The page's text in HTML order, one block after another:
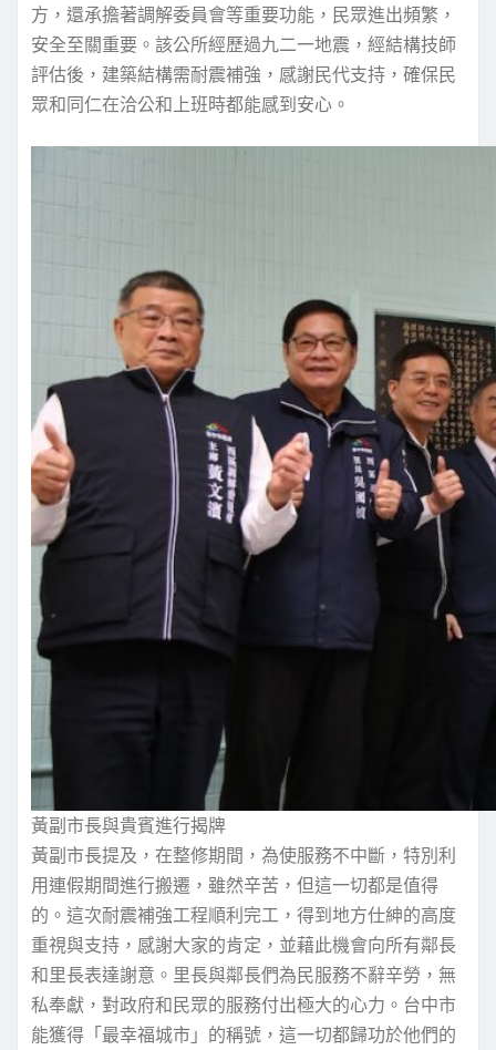
方，還承擔著調解委員會等重要功能，民眾進出頻繁，
安全至關重要。該公所經歷過九二一地震，經結構技師
評估後，建築結構需耐震補強，感謝民代支持，確保民
眾和同仁在洽公和上班時都能感到安心。
黃副市長與貴賓進行揭牌
黃副市長提及，在整修期間，為使服務不中斷，特別利
用連假期間進行搬遷，雖然辛苦，但這一切都是值得
的。這次耐震補強工程順利完工，得到地方仕紳的高度
重視與支持，感謝大家的肯定，並藉此機會向所有鄰長
和里長表達謝意。里長與鄰長們為民服務不辭辛勞，無
私奉獻，對政府和民眾的服務付出極大的心力。台中市
能獲得「最幸福城市」的稱號，這一切都歸功於他們的